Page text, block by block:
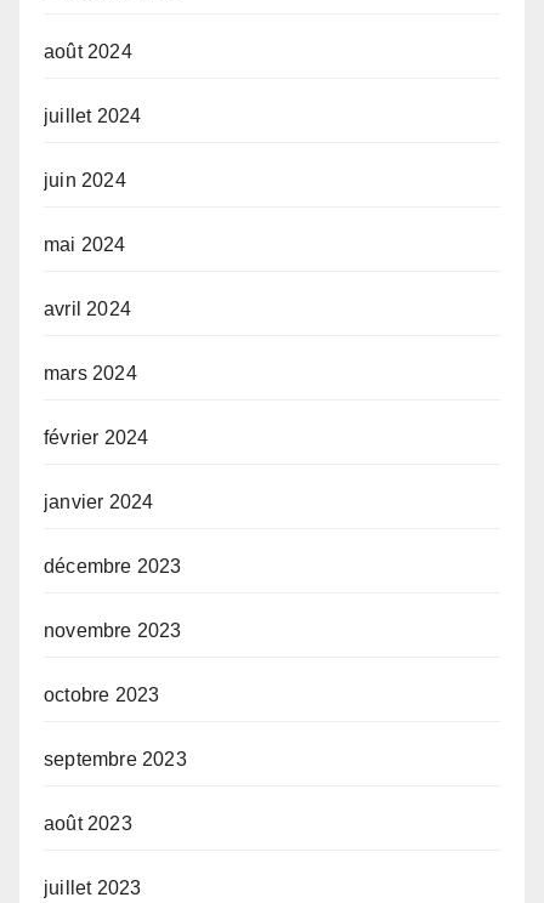
août 2024
juillet 2024
juin 2024
mai 2024
avril 2024
mars 2024
février 2024
janvier 2024
décembre 2023
novembre 2023
octobre 2023
septembre 2023
août 2023
juillet 2023